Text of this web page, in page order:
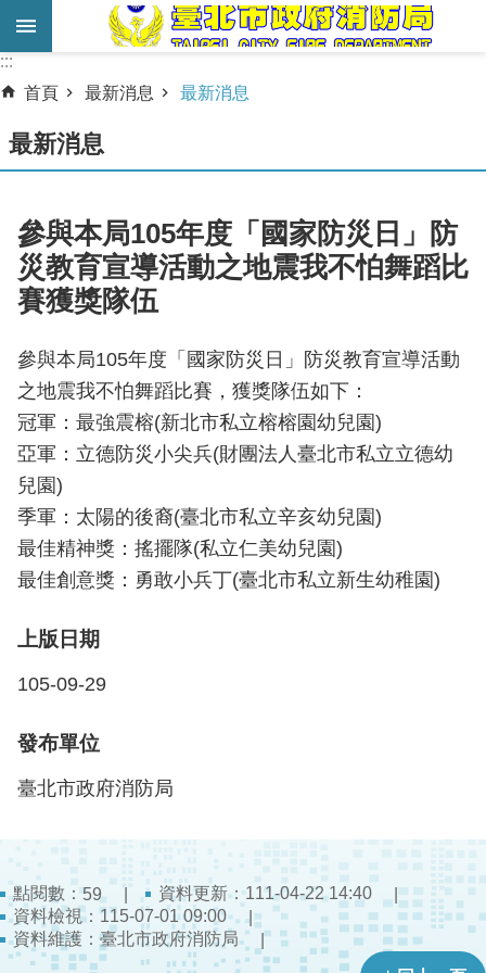
跳到主要內容區塊
進
搜
尋
業
務
服
務
機
關
簡
介
宣
導
教
育
載
專
區
民
力
園
府
資
訊
公
:::
:::
首頁
最新消息 最新消息
最新消息
參與本局105年度「國家防災日」防
災教育宣導活動之地震我不怕舞蹈比
賽獲獎隊伍
參與本局105年度「國家防災日」防災教育宣導活動
之地震我不怕舞蹈比賽，獲獎隊伍如下：
冠軍：最強震榕(新北市私立榕榕園幼兒園)
亞軍：立德防災小尖兵(財團法人臺北市私立立德幼
兒園)
季軍：太陽的後裔(臺北市私立辛亥幼兒園)
最佳精神獎：搖擺隊(私立仁美幼兒園)
最佳創意獎：勇敢小兵丁(臺北市私立新生幼稚園)
上版日期
105-09-29
發布單位
臺北市政府消防局
點閱數： 59
資料更新：111-04-22 14:40
資料檢視：115-07-01 09:00
資料維護：臺北市政府消防局